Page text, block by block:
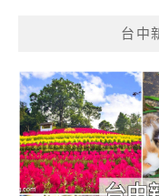
台中